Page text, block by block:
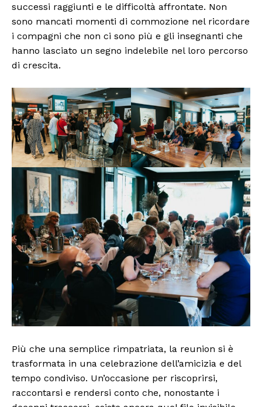
successi raggiunti e le difficoltà affrontate. Non
sono mancati momenti di commozione nel ricordare
i compagni che non ci sono più e gli insegnanti che
hanno lasciato un segno indelebile nel loro percorso
di crescita.
Più che una semplice rimpatriata, la reunion si è
trasformata in una celebrazione dell’amicizia e del
tempo condiviso. Un’occasione per riscoprirsi,
raccontarsi e rendersi conto che, nonostante i